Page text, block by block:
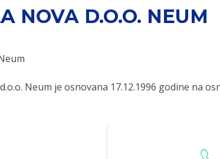
NOVA D.O.O. NEUM
d.o.o. Neum je osnovana 17.12.1996 godine na